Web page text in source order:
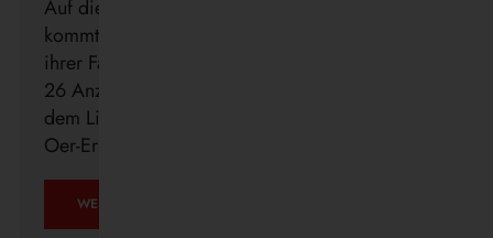
Auf die Minute genau wissen, wann der Bus
kommt: Die Vestische forciert die Digitalisierung
ihrer Fahrgastinformation mit der Installation von
26 Anzeigern der neuen DFI light-Systeme auf
dem Linienweg des SB24 in Recklinghausen,
Oer-Erkenschwick, Datteln und Waltrop.
WEITERLESEN …